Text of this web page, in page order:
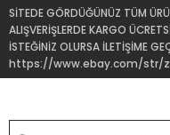
SİTEDE GÖRDÜĞÜNÜZ TÜM
ALIŞVERİŞLERDE KARGO
İSTEĞİNİZ OLURSA İLETİŞİME
https://www.ebay.com/str/